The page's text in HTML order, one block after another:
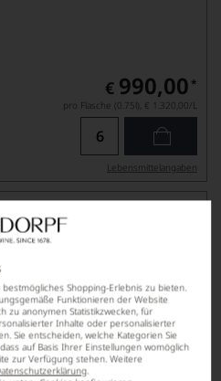
Shopping-Erlebnis zu bieten.
Funktionieren der Website
zu anonymen Statistikzwecken, für
Inhalte oder personalisierter
Sie entscheiden, welche Kategorien Sie
auf Basis Ihrer Einstellungen womöglich
zur Verfügung stehen. Weitere
.
€ 990,00 *
pro Flasche (0.75l), € 1.320,00/L
Lebensmittel­angaben